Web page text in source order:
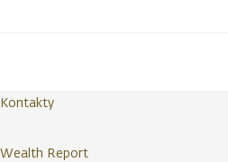
Kontakty
Wealth Report